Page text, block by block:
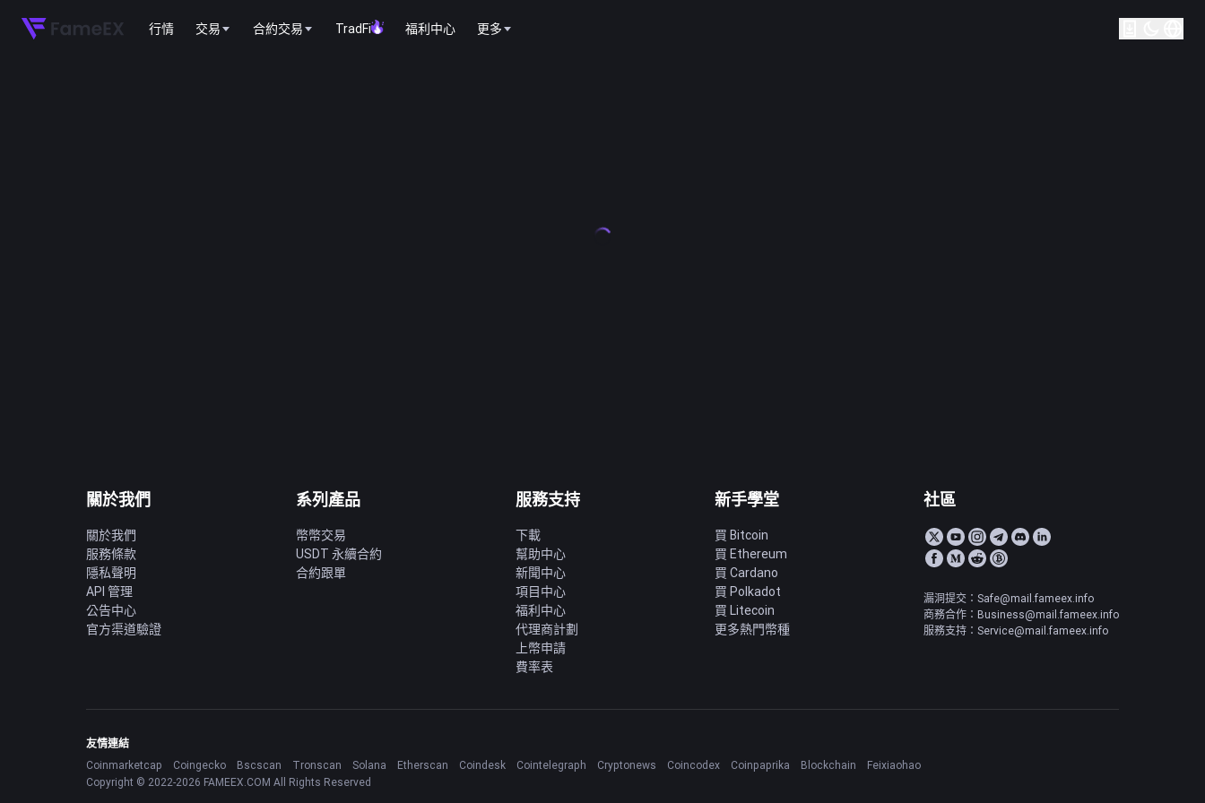
行情 交易 合約交易 TradFi 福利中心 更多
關於我們
關於我們
服務條款
隱私聲明
API 管理
公告中心
官方渠道驗證
系列產品
幣幣交易
USDT 永續合約
合約跟單
服務支持
下載
幫助中心
新聞中心
項目中心
福利中心
代理商計劃
上幣申請
費率表
新手學堂
買 Bitcoin
買 Ethereum
買 Cardano
買 Polkadot
買 Litecoin
更多熱門幣種
社區
漏洞提交：Safe@mail.fameex.info
商務合作：Business@mail.fameex.info
服務支持：Service@mail.fameex.info
友情連結
Coinmarketcap
Coingecko Bscscan Tronscan Solana Etherscan Coindesk Cointelegraph Cryptonews Coincodex Coinpaprika Blockchain
Feixiaohao
Copyright © 2022-2026 FAMEEX.COM All Rights Reserved